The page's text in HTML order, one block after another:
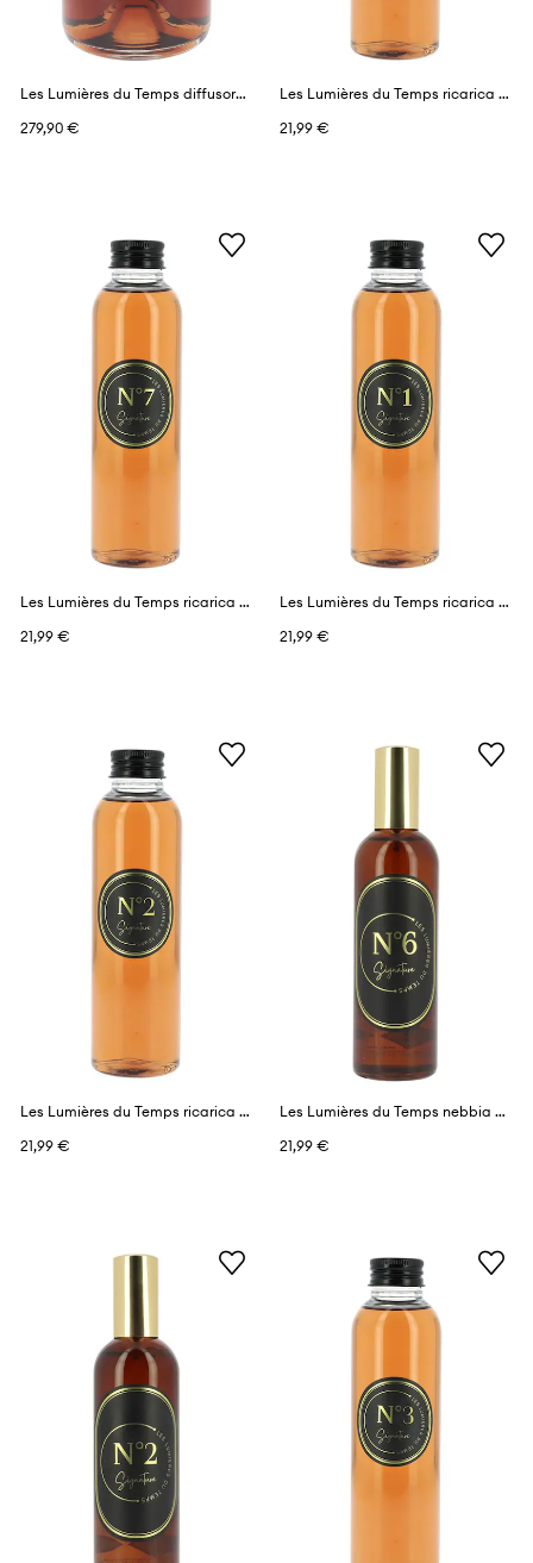
Les Lumières du Temps diffusore profumato 3 l
279,90 €
Les Lumières du Temps ricarica profumi 150 ml
21,99 €
Les Lumières du Temps ricarica profumi 150 ml
21,99 €
Les Lumières du Temps ricarica profumi 150 ml
21,99 €
Les Lumières du Temps ricarica profumi 150 ml
21,99 €
Les Lumières du Temps nebbia profumata 100 ml
21,99 €